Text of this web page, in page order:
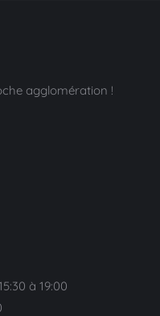
agglomération !
à 19:00